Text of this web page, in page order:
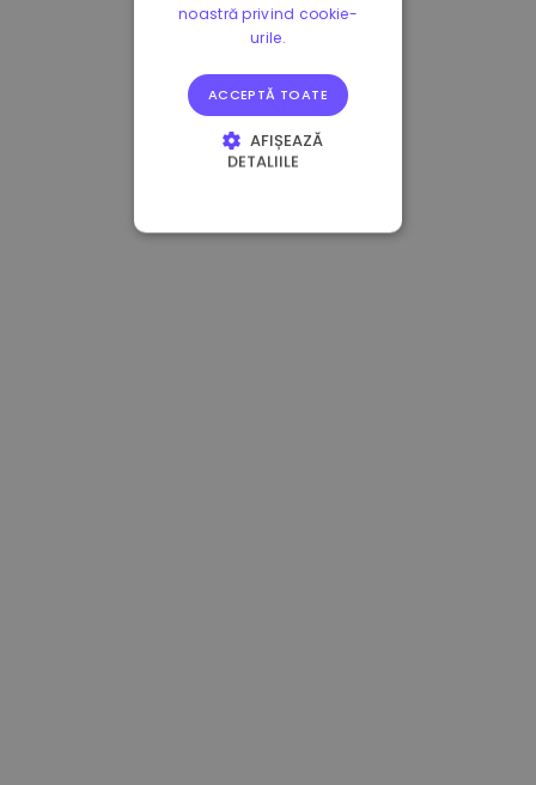
noastră privind cookie-
urile.
ACCEPTĂ TOATE
AFIȘEAZĂ
DETALIILE